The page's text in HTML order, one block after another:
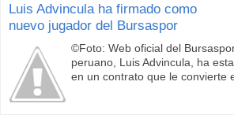
Luis Advincula ha firmado como
nuevo jugador del Bursaspor
©Foto: Web oficial del
peruano, Luis Advincula, ha
en un contrato que le convierte